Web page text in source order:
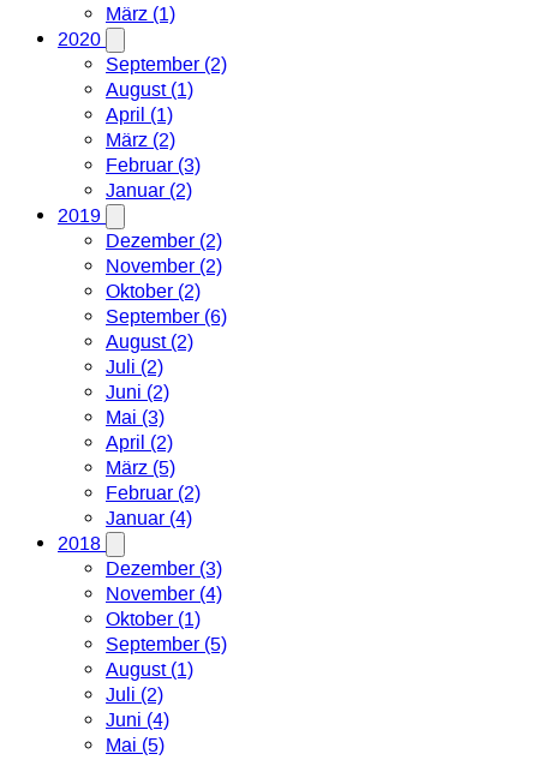
März (1)
2020
September (2)
August (1)
April (1)
März (2)
Februar (3)
Januar (2)
2019
Dezember (2)
November (2)
Oktober (2)
September (6)
August (2)
Juli (2)
Juni (2)
Mai (3)
April (2)
März (5)
Februar (2)
Januar (4)
2018
Dezember (3)
November (4)
Oktober (1)
September (5)
August (1)
Juli (2)
Juni (4)
Mai (5)